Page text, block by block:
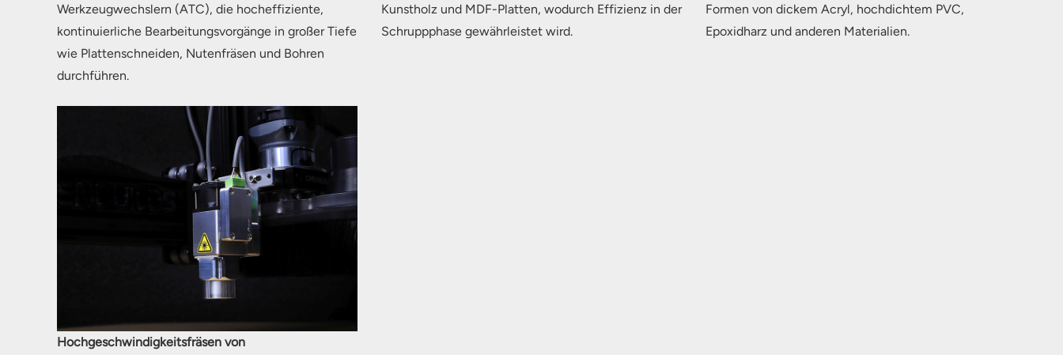
Werkzeugwechslern (ATC), die hocheffiziente,
kontinuierliche Bearbeitungsvorgänge in großer Tiefe
wie Plattenschneiden, Nutenfräsen und Bohren
durchführen.
Kunstholz und MDF-Platten, wodurch Effizienz in der
Schruppphase gewährleistet wird.
Formen von dickem Acryl, hochdichtem PVC,
Epoxidharz und anderen Materialien.
Hochgeschwindigkeitsfräsen von